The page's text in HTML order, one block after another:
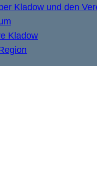
Kladow und den
Kladow